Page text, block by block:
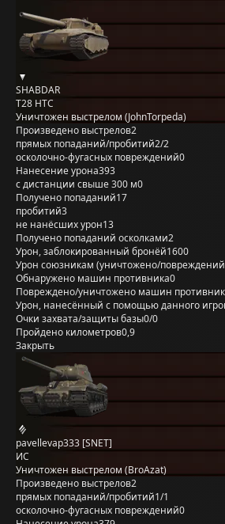
SHABDAR
T28 HTC
Уничтожен выстрелом (JohnTorpeda)
Произведено выстрелов2
прямых попаданий/пробитий2/2
осколочно-фугасных повреждений0
Нанесение урона393
с дистанции свыше 300 м0
Получено попаданий17
пробитий3
не нанёсших урон13
Получено попаданий осколками2
Урон, заблокированный бронёй1600
Урон союзникам (уничтожено/
Обнаружено машин противника0
Повреждено/уничтожено машин
Урон, нанесённый с помощью данного
Очки захвата/защиты базы0/0
Пройдено километров0,9
Закрыть
pavellevap333 [SNET]
ИС
Уничтожен выстрелом (BroAzat)
Произведено выстрелов2
прямых попаданий/пробитий1/1
осколочно-фугасных повреждений0